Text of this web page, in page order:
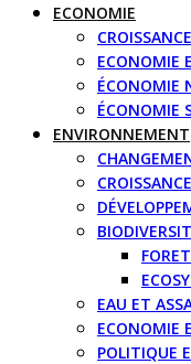
ECONOMIE
ECONOMIE
ÉCONOMIE
ÉCONOMIE
ENVIRONNEMENT
FORET
EAU ET
ECONOMIE
POLITIQUE